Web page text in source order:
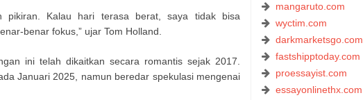
pikiran. Kalau hari terasa berat, saya tidak bisa
benar fokus,” ujar Tom Holland.
ini telah dikaitkan secara romantis sejak 2017.
Januari 2025, namun beredar spekulasi mengenai
mangaruto.com
wyctim.com
darkmarketsgo.com
fastshipptoday.com
proessayist.com
essayonlinethx.com